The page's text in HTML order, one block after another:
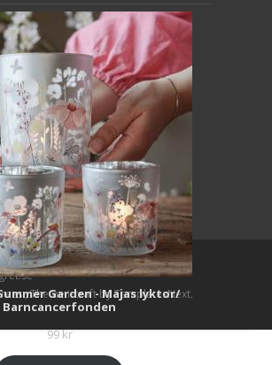
Garden - Majas lyktor/
Barncancerfonden
99kr
, Themei-craftby TemplatesNext.